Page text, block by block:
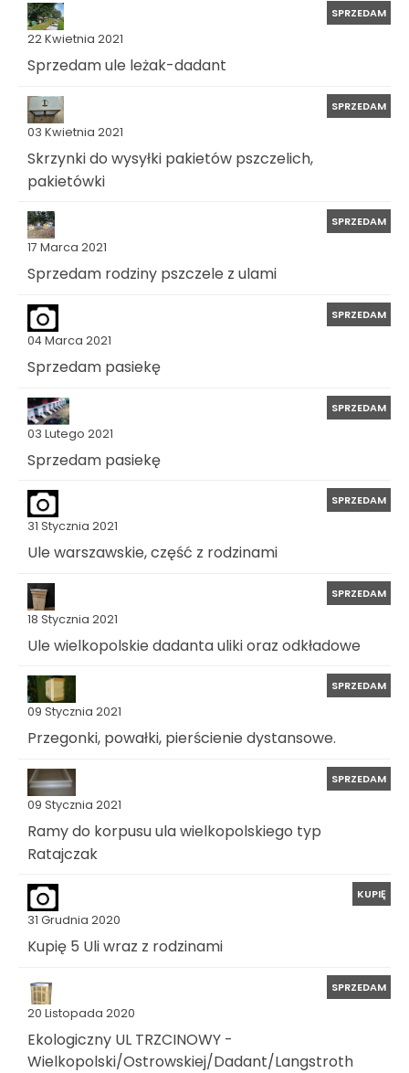
22 Kwietnia 2021
SPRZEDAM
Sprzedam ule leżak-dadant
03 Kwietnia 2021
SPRZEDAM
Skrzynki do wysyłki pakietów pszczelich,
pakietówki
17 Marca 2021
SPRZEDAM
Sprzedam rodziny pszczele z ulami
04 Marca 2021
SPRZEDAM
Sprzedam pasiekę
03 Lutego 2021
SPRZEDAM
Sprzedam pasiekę
31 Stycznia 2021
SPRZEDAM
Ule warszawskie, część z rodzinami
18 Stycznia 2021
SPRZEDAM
Ule wielkopolskie dadanta uliki oraz odkładowe
09 Stycznia 2021
SPRZEDAM
Przegonki, powałki, pierścienie dystansowe.
09 Stycznia 2021
SPRZEDAM
Ramy do korpusu ula wielkopolskiego typ
Ratajczak
31 Grudnia 2020
KUPIĘ
Kupię 5 Uli wraz z rodzinami
20 Listopada 2020
SPRZEDAM
Ekologiczny UL TRZCINOWY -
Wielkopolski/Ostrowskiej/Dadant/Langstroth